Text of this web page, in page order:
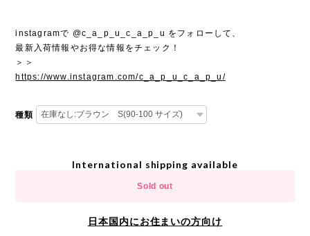
instagramで @c_a_p_u_c_a_p_u をフォローして、
最新入荷情報やお得な情報をチェック！
＞＞
https://www.instagram.com/c_a_p_u_c_a_p_u/
種類
International shipping available
Sold out
日本国内にお住まいの方向け